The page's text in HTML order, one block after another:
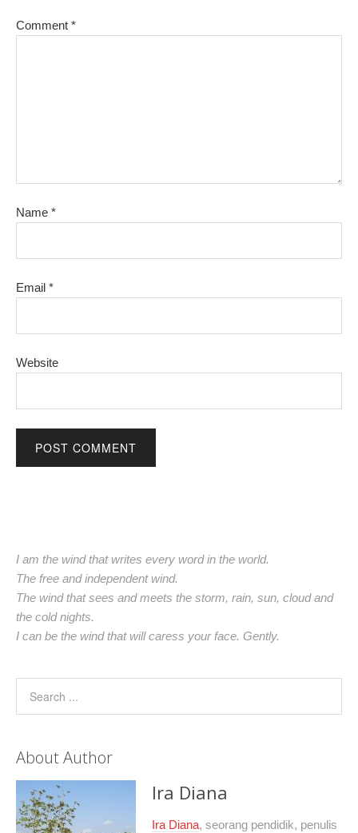
Comment *
Name *
Email *
Website
I am the wind that writes every word in the world.
The free and independent wind.
The wind that sees and meets the storm, rain, sun, cloud and
the cold nights.
I can be the wind that will caress your face. Gently.
About Author
Ira Diana
Ira Diana, seorang pendidik, penulis